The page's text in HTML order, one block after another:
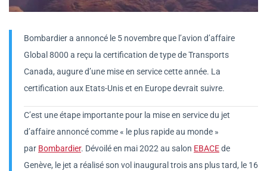
Bombardier a annoncé le 5 novembre que l’avion d’affaire
Global 8000 a reçu la certification de type de Transports
Canada, augure d’une mise en service cette année. La
certification aux Etats-Unis et en Europe devrait suivre.
C’est une étape importante pour la mise en service du jet
d’affaire annoncé comme « le plus rapide au monde »
par Bombardier. Dévoilé en mai 2022 au salon EBACEde
Genève, le jet a réalisé son vol inaugural trois ans plus tard, le 16